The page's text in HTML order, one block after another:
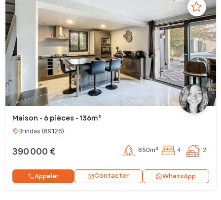
Maison - 6 pièces - 136m²
Brindas (69126)
390 000 € 650m² 4 2
Appeler Contacter WhatsApp